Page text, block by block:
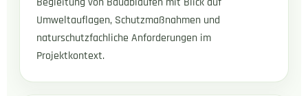
Umweltauflagen, Schutzmaßnahmen und
naturschutzfachliche Anforderungen im
Projektkontext.